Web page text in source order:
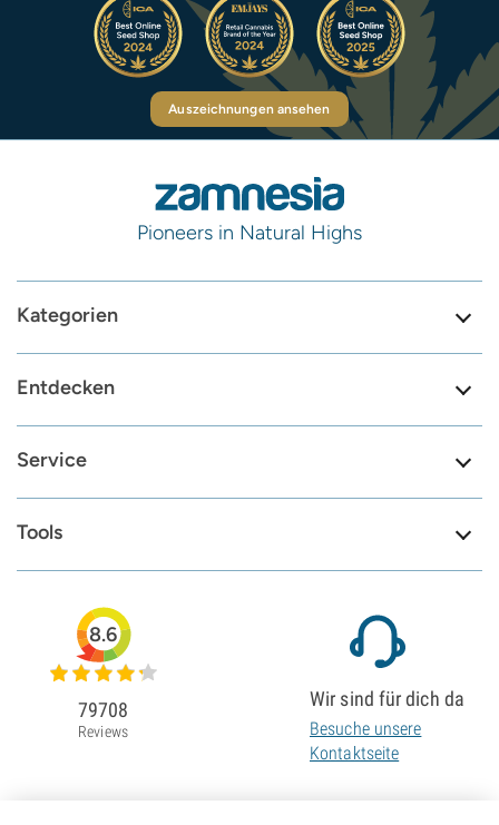
Auszeichnungen ansehen
Pioneers in Natural Highs
Kategorien
Entdecken
Service
Tools
8.6
79708
Reviews
Wir sind für dich da
Besuche unsere
Kontaktseite